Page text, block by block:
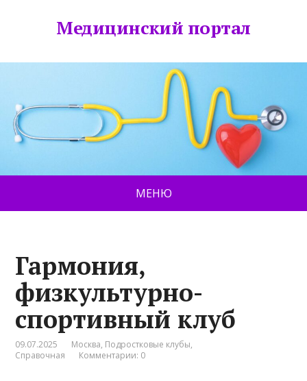
Медицинский портал
МЕНЮ
Гармония,
физкультурно-
спортивный клуб
09.07.2025 Москва, Подростковые клубы,
Справочная
Комментарии: 0